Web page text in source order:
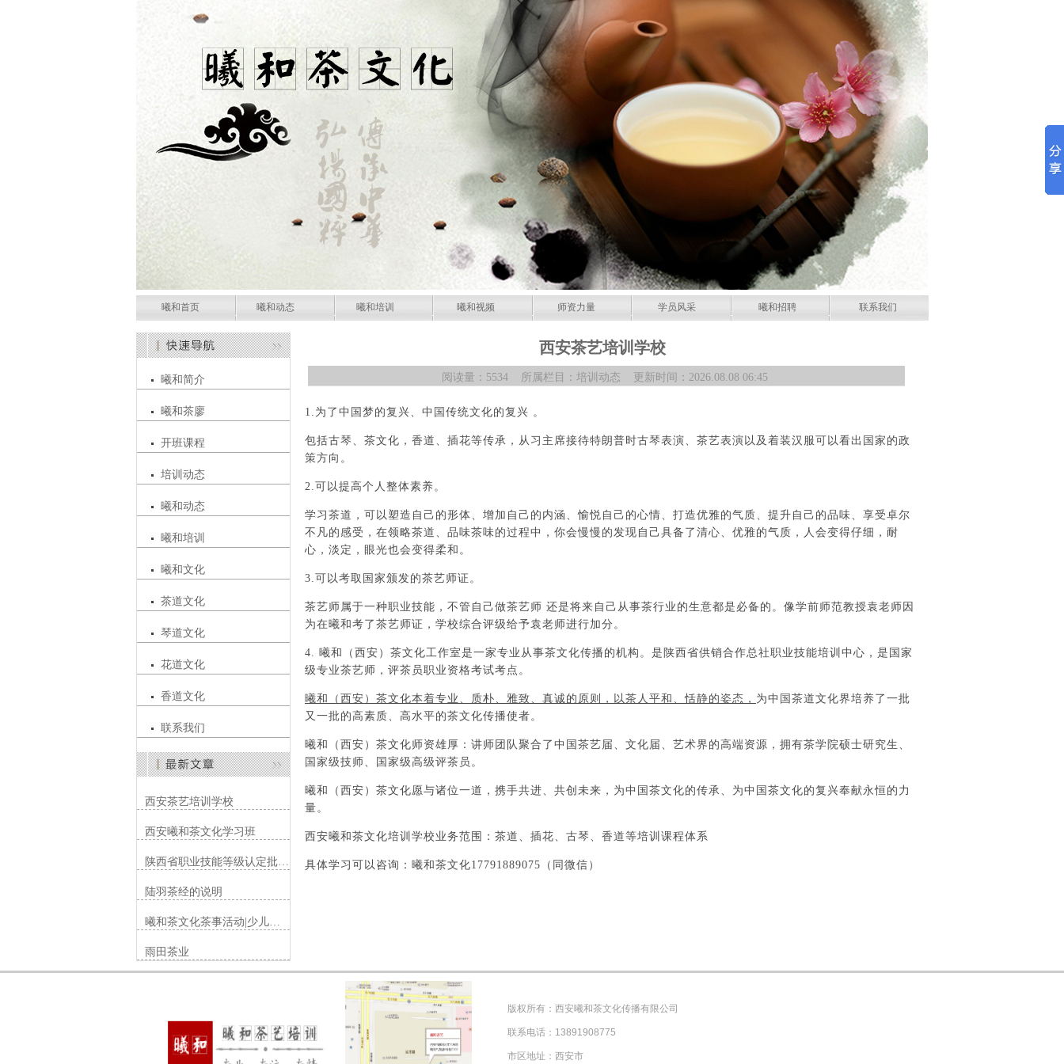
曦和首页 曦和动态 曦和培训 曦和视频 师资力量 学员风采 曦和招聘 联系我们
曦和简介
曦和茶廖
开班课程
培训动态
曦和动态
曦和培训
曦和文化
茶道文化
琴道文化
花道文化
香道文化
联系我们
西安茶艺培训学校
西安曦和茶文化学习班
陕西省职业技能等级认定批…
陆羽茶经的说明
曦和茶文化茶事活动|少儿…
雨田茶业
西安茶艺培训学校
阅读量：5534 所属栏目：培训动态 更新时间：2026.08.08 06:45
1.为了中国梦的复兴、中国传统文化的复兴 。
包括古琴、茶文化，香道、插花等传承，从习主席接待特朗普时古琴表演、茶艺表演以及着装汉服可以看出国家的政
策方向。
2.可以提高个人整体素养。
学习茶道，可以塑造自己的形体、增加自己的内涵、愉悦自己的心情、打造优雅的气质、提升自己的品味、享受卓尔
不凡的感受，在领略茶道、品味茶味的过程中，你会慢慢的发现自己具备了清心、优雅的气质，人会变得仔细，耐
心，淡定，眼光也会变得柔和。
3.可以考取国家颁发的茶艺师证。
茶艺师属于一种职业技能， 不管自己做茶艺师 还是将来自己 从事茶行业的生意都是必备的。像学前师范教授袁老师因
为在曦和考了茶艺师证，学校综合评级给予袁老师进行加分。
4. 曦和（西安）茶文化工作室是一家专业从事茶文化传播的机构。是陕西省供销合作总社职业技能培训中心，是国家
级专业茶艺师，评茶员职业资格考试考点。
曦和（西安）茶文化本着专业、质朴、雅致、真诚的原则，以茶人平和、恬静的姿态， 为中国茶道文化界培养了一批
又一批的高素质、高水平的茶文化传播使者。
曦和（西安）茶文化师资雄厚：讲师团队聚合了中国茶艺届、文化届、艺术界的高端资源，拥有茶学院硕士研究生、
国家级技师、国家级高级评茶员。
曦和（西安）茶文化愿与诸位一道，携手共进、共创未来，为中国茶文化的传承、为中国茶文化的复兴奉献永恒的力
量。
西安曦和茶文化培训学校业务范围：茶道、插花、古琴、香道等培训课程体系
具体学习可以咨询：曦和茶文化17791889075（同微信）
版权所有：西安曦和茶文化传播有限公司
联系电话：13891908775
市区地址：西安市